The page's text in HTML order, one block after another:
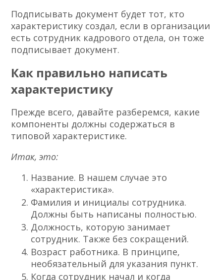
Подписывать документ будет тот, кто
характеристику создал, если в организации
есть сотрудник кадрового отдела, он тоже
подписывает документ.
Как правильно написать
характеристику
Прежде всего, давайте разберемся, какие
компоненты должны содержаться в
типовой характеристике.
Итак, это:
Название. В нашем случае это
«характеристика».
Фамилия и инициалы сотрудника.
Должны быть написаны полностью.
Должность, которую занимает
сотрудник. Также без сокращений.
Возраст работника. В принципе,
необязательный для указания пункт.
Когда сотрудник начал и когда